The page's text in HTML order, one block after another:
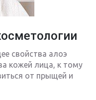
свойства алоэ
кожей лица, к тому
от прыщей и